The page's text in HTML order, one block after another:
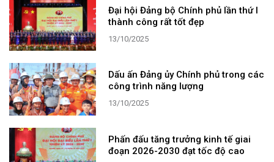
Đại hội Đảng bộ Chính phủ lần thứ I
thành công rất tốt đẹp
13/10/2025
Dấu ấn Đảng ủy Chính phủ trong các
công trình năng lượng
13/10/2025
Phấn đấu tăng trưởng kinh tế giai
đoạn 2026-2030 đạt tốc độ cao